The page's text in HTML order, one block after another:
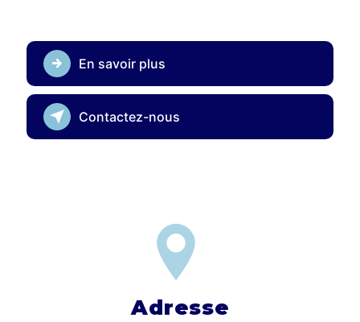
En savoir plus
Contactez-nous
Adresse